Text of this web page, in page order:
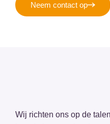
Neem contact op
Wij richten ons op de